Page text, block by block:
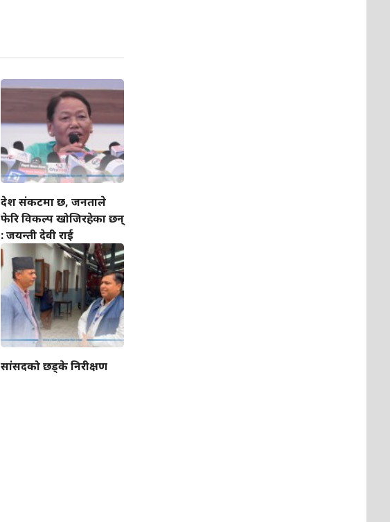
देश संकटमा छ, जनताले
फेरि विकल्प खोजिरहेका छन्
: जयन्ती देवी राई
सांसदको छड्के निरीक्षण